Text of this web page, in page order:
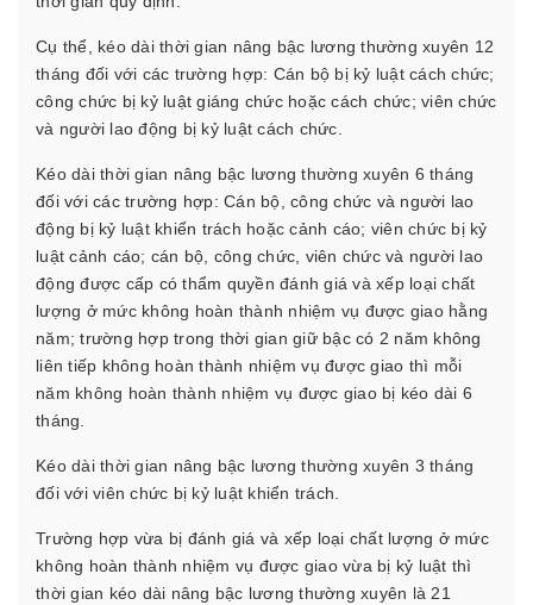
Cụ thể, kéo dài thời gian nâng bậc lương thường xuyên 12
tháng đối với các trường hợp: Cán bộ bị kỷ luật cách chức;
công chức bị kỷ luật giáng chức hoặc cách chức; viên chức
và người lao động bị kỷ luật cách chức.
Kéo dài thời gian nâng bậc lương thường xuyên 6 tháng
đối với các trường hợp: Cán bộ, công chức và người lao
động bị kỷ luật khiển trách hoặc cảnh cáo; viên chức bị kỷ
luật cảnh cáo; cán bộ, công chức, viên chức và người lao
động được cấp có thẩm quyền đánh giá và xếp loại chất
lượng ở mức không hoàn thành nhiệm vụ được giao hằng
năm; trường hợp trong thời gian giữ bậc có 2 năm không
liên tiếp không hoàn thành nhiệm vụ được giao thì mỗi
năm không hoàn thành nhiệm vụ được giao bị kéo dài 6
tháng.
Kéo dài thời gian nâng bậc lương thường xuyên 3 tháng
đối với viên chức bị kỷ luật khiển trách.
Trường hợp vừa bị đánh giá và xếp loại chất lượng ở mức
không hoàn thành nhiệm vụ được giao vừa bị kỷ luật thì
thời gian kéo dài nâng bậc lương thường xuyên là 21